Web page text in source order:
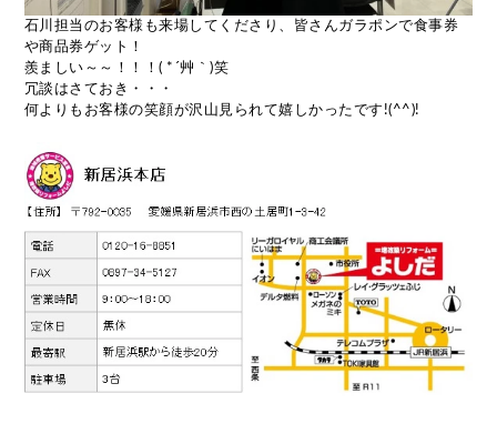
石川担当のお客様も来場してくださり、皆さんガラポンで食事券
や商品券ゲット！
羨ましい～～！！！( *´艸｀)笑
冗談はさておき・・・
何よりもお客様の笑顔が沢山見られて嬉しかったです!(^^)!